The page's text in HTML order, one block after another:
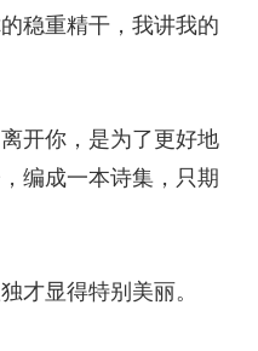
稳重精干，我讲我的
开你，是为了更好地
编成一本诗集，只期
才显得特别美丽。